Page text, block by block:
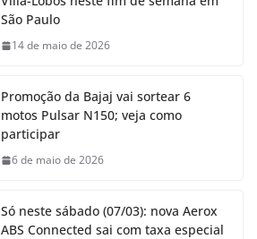
São Paulo
14 de maio de 2026
Promoção da Bajaj vai sortear 6
motos Pulsar N150; veja como
participar
6 de maio de 2026
Só neste sábado (07/03): nova Aerox
ABS Connected sai com taxa especial